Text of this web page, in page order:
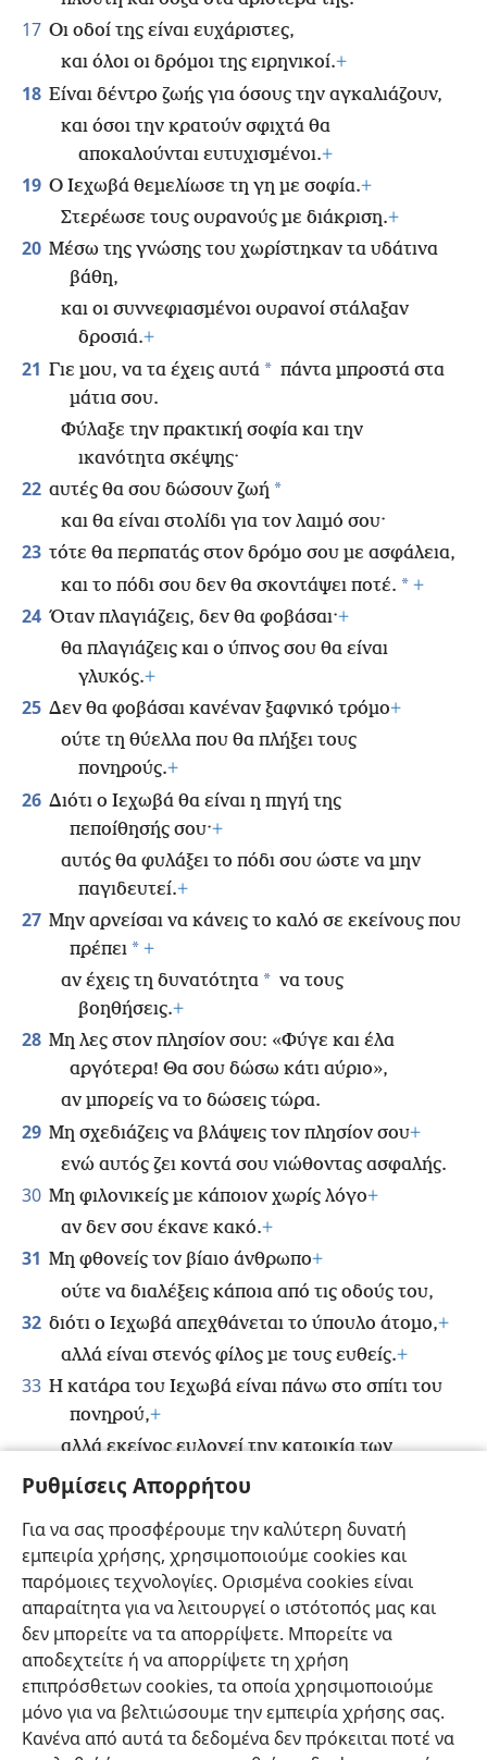
Ρυθμίσεις Απορρήτου
Για να σας προσφέρουμε την καλύτερη δυνατή
εμπειρία χρήσης, χρησιμοποιούμε cookies και
παρόμοιες τεχνολογίες. Ορισμένα cookies είναι
απαραίτητα για να λειτουργεί ο ιστότοπός μας και
δεν μπορείτε να τα απορρίψετε. Μπορείτε να
αποδεχτείτε ή να απορρίψετε τη χρήση
επιπρόσθετων cookies, τα οποία χρησιμοποιούμε
μόνο για να βελτιώσουμε την εμπειρία χρήσης σας.
Κανένα από αυτά τα δεδομένα δεν πρόκειται ποτέ να
17 Οι οδοί της είναι ευχάριστες,
και όλοι οι δρόμοι της ειρηνικοί.+
18 Είναι δέντρο ζωής για όσους την αγκαλιάζουν,
και όσοι την κρατούν σφιχτά θα
αποκαλούνται ευτυχισμένοι.+
19 Ο Ιεχωβά θεμελίωσε τη γη με σοφία.+
Στερέωσε τους ουρανούς με διάκριση.+
20 Μέσω της γνώσης του χωρίστηκαν τα υδάτινα
βάθη,
και οι συννεφιασμένοι ουρανοί στάλαξαν
δροσιά.+
21 Γιε μου, να τα έχεις αυτά * πάντα μπροστά στα
μάτια σου.
Φύλαξε την πρακτική σοφία και την
ικανότητα σκέψης·
22 αυτές θα σου δώσουν ζωή *
και θα είναι στολίδι για τον λαιμό σου·
23 τότε θα περπατάς στον δρόμο σου με ασφάλεια,
και το πόδι σου δεν θα σκοντάψει ποτέ. * +
24 Όταν πλαγιάζεις, δεν θα φοβάσαι·+
θα πλαγιάζεις και ο ύπνος σου θα είναι
γλυκός.+
25 Δεν θα φοβάσαι κανέναν ξαφνικό τρόμο+
ούτε τη θύελλα που θα πλήξει τους
πονηρούς.+
26 Διότι ο Ιεχωβά θα είναι η πηγή της
πεποίθησής σου·+
αυτός θα φυλάξει το πόδι σου ώστε να μην
παγιδευτεί.+
27 Μην αρνείσαι να κάνεις το καλό σε εκείνους που
πρέπει * +
αν έχεις τη δυνατότητα * να τους
βοηθήσεις.+
28 Μη λες στον πλησίον σου: «Φύγε και έλα
αργότερα! Θα σου δώσω κάτι αύριο»,
αν μπορείς να το δώσεις τώρα.
29 Μη σχεδιάζεις να βλάψεις τον πλησίον σου+
ενώ αυτός ζει κοντά σου νιώθοντας ασφαλής.
30 Μη φιλονικείς με κάποιον χωρίς λόγο+
αν δεν σου έκανε κακό.+
31 Μη φθονείς τον βίαιο άνθρωπο+
ούτε να διαλέξεις κάποια από τις οδούς του,
32 διότι ο Ιεχωβά απεχθάνεται το ύπουλο άτομο,+
αλλά είναι στενός φίλος με τους ευθείς.+
33 Η κατάρα του Ιεχωβά είναι πάνω στο σπίτι του
πονηρού,+
αλλά εκείνος ευλογεί την κατοικία των
δικαίων.
αλλά δείχνει εύνοια στους πράους.+
35
Οι σοφοί θα κληρονομήσουν τιμή,
αλλά οι ανόητοι δοξάζουν την ατίμωση.+
Ελληνική Κοινή Χρήση Προτιμήσεις
Copyright© 2026 Watch Tower Bible and Tract Society of Pennsylvania